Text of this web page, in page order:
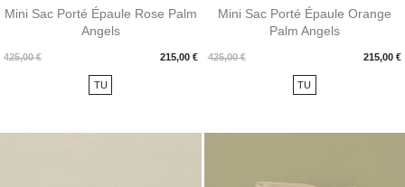
Mini Sac Porté Épaule Rose Palm
Angels
425,00 € 215,00 €
Prix
TU
Mini Sac Porté Épaule Orange
Palm Angels
425,00 € 215,00 €
Prix
TU